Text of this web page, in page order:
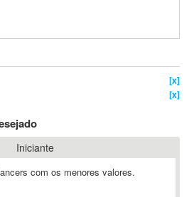
[x]
[x]
Iniciante
com os menores valores.